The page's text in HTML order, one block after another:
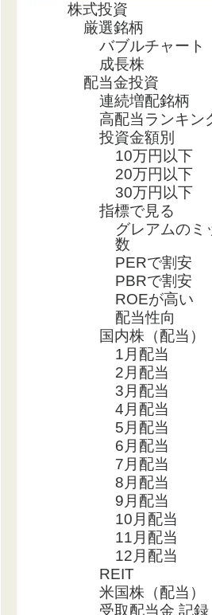
株式投資
厳選銘柄
バブルチャート
成長株
配当金投資
連続増配銘柄
高配当ランキン
投資金額別
10万円以下
20万円以下
30万円以下
指標で見る
グレアムのミ
数
PERで割安
PBRで割安
ROEが高い
配当性向
国内株（配当）
1月配当
2月配当
3月配当
4月配当
5月配当
6月配当
7月配当
8月配当
9月配当
10月配当
11月配当
12月配当
REIT
米国株（配当）
受取配当金 記録